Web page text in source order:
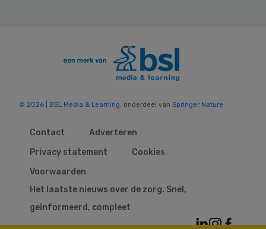
© 2026 | BSL Media & Learning , onderdeel van Springer Nature
Contact
Adverteren
Privacy statement
Cookies
Voorwaarden
Het laatste nieuws over de zorg. Snel,
geïnformeerd, compleet